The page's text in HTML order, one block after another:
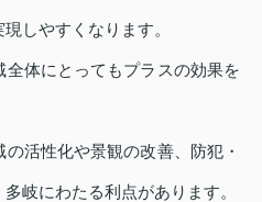
しやすくなります。
体にとってもプラスの効果を
活性化や景観の改善、防犯・
岐にわたる利点があります。